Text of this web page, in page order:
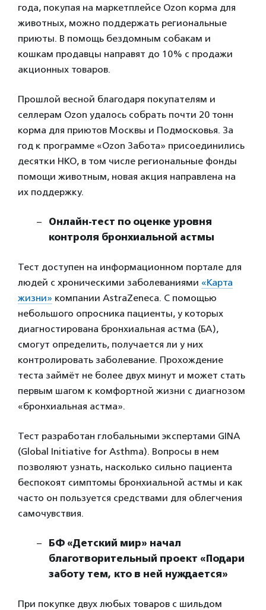
года, покупая на маркетплейсе Ozon корма для
животных, можно поддержать региональные
приюты. В помощь бездомным собакам и
кошкам продавцы направят до 10% с продажи
акционных товаров.
Прошлой весной благодаря покупателям и
селлерам Ozon удалось собрать почти 20 тонн
корма для приютов Москвы и Подмосковья. За
год к программе «Ozon Забота» присоединились
десятки НКО, в том числе региональные фонды
помощи животным, новая акция направлена на
их поддержку.
Онлайн-тест по оценке уровня
контроля бронхиальной астмы
Тест доступен на информационном портале для
людей с хроническими заболеваниями «Карта
жизни» компании AstraZeneca. С помощью
небольшого опросника пациенты, у которых
диагностирована бронхиальная астма (БА),
смогут определить, получается ли у них
контролировать заболевание. Прохождение
теста займёт не более двух минут и может стать
первым шагом к комфортной жизни с диагнозом
«бронхиальная астма».
Тест разработан глобальными экспертами GINA
(Global Initiative for Asthma). Вопросы в нем
позволяют узнать, насколько сильно пациента
беспокоят симптомы бронхиальной астмы и как
часто он пользуется средствами для облегчения
самочувствия.
БФ «Детский мир» начал
благотворительный проект «Подари
заботу тем, кто в ней нуждается»
При покупке двух любых товаров с шильдом